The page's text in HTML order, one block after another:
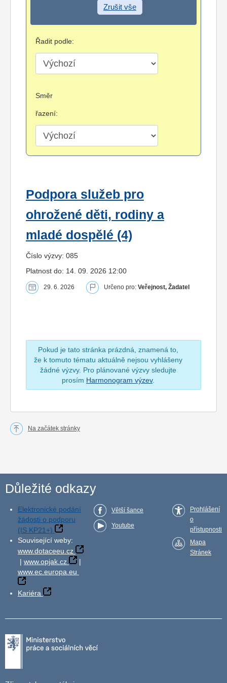
Zrušit vše
Řadit podle:
Směr
řazení:
Podpora služeb pro
ohrožené děti, rodiny a
mladé dospělé (4)
Číslo výzvy: 085
Platnost do: 14. 09. 2026 12:00
29. 6. 2026 Určeno pro: Veřejnost, Žadatel
Pokud je tato stránka prázdná, znamená to,
že k tomuto tématu aktuálně nejsou vyhlášeny
žádné výzvy. Pro plánované výzvy sledujte
prosím Harmonogram výzev.
Na začátek stránky
Důležité odkazy
Elektronické podání
žádosti o podporu
(IS KP21+)
Související weby:
www.dotaceeu.cz
| www.opjak.cz
|
www.ec.europa.eu
Kariéra
Větší šance
Youtube
Prohlášení
o
přístupnosti
Mapa
Stránek